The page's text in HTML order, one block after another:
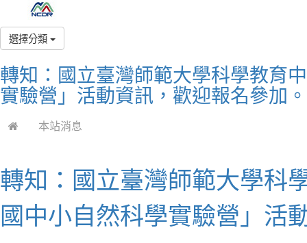
選擇分類
轉知：國立臺灣師範大學科學教育
實驗營」活動資訊，歡迎報名參加
本站消息
轉知：國立臺灣師範大學科
國中小自然科學實驗營」活